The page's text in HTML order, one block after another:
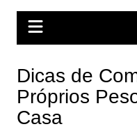
Dicas de
Próprios
Casa